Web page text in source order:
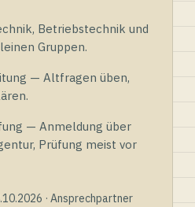
Betriebstechnik und
Gruppen.
— Altfragen üben,
— Anmeldung über
Prüfung meist vor
· Ansprechpartner